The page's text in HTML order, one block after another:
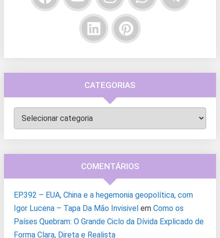
CATEGORIAS
Categorias
COMENTÁRIOS
EP.392 – EUA, China e a hegemonia geopolítica, com
Igor Lucena – Tapa Da Mão Invisivel em Como os
Países Quebram: O Grande Ciclo da Dívida Explicado de
Forma Clara, Direta e Realista